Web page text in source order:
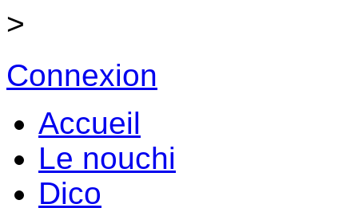
>
Connexion
Accueil
Le nouchi
Dico